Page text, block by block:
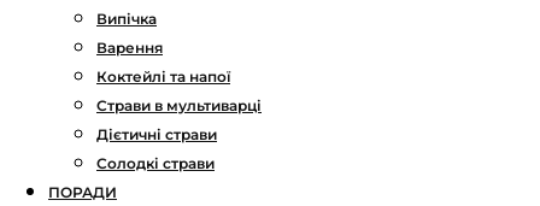
Випічка
Варення
Коктейлі та напої
Страви в мультиварці
Дієтичні страви
Солодкі страви
ПОРАДИ